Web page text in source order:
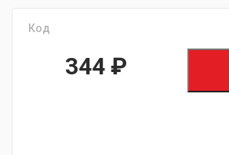
Код
344 ₽